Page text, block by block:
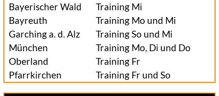
Bayerischer Wald
Training Mi
Bayreuth
Training Mo und Mi
Garching a. d. Alz
Training So und Mi
München
Training Mo, Di und Do
Oberland
Training Fr
Pfarrkirchen
Training Fr und So